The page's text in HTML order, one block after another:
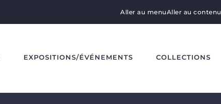
Aller au menuAller au contenu
EXPOSITIONS/ÉVÉNEMENTS COLLECTIONS